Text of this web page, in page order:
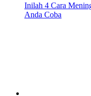
Inilah 4 Cara
Anda Coba